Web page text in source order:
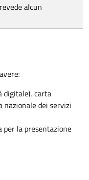
alcun
digitale), carta
nazionale dei servizi
la presentazione